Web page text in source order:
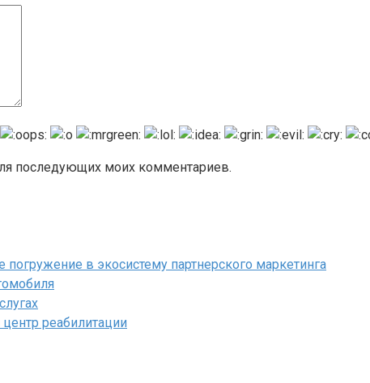
последующих моих комментариев.
в экосистему партнерского маркетинга
реабилитации